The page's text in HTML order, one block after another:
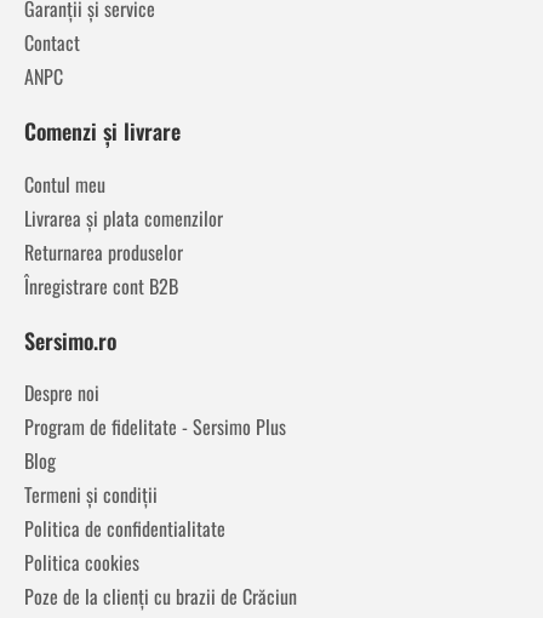
Garanții și service
Contact
ANPC
Comenzi și livrare
Contul meu
Livrarea și plata comenzilor
Returnarea produselor
Înregistrare cont B2B
Sersimo.ro
Despre noi
Program de fidelitate - Sersimo Plus
Blog
Termeni și condiții
Politica de confidentialitate
Politica cookies
Poze de la clienți cu brazii de Crăciun